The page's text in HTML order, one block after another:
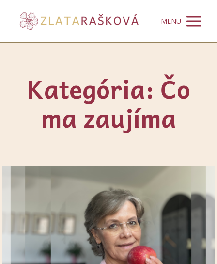
MENU
Kategória: Čo
ma zaujíma